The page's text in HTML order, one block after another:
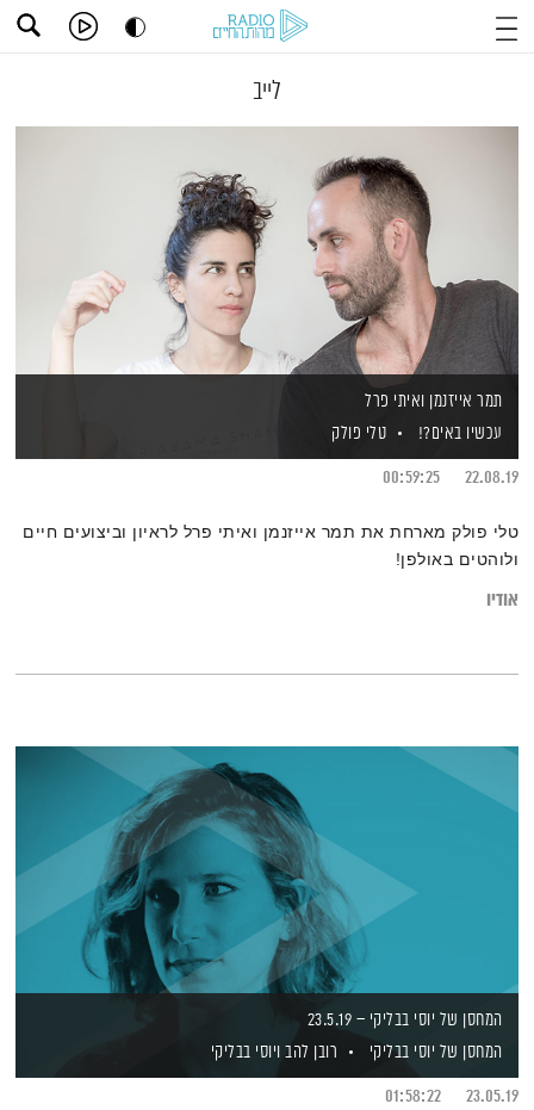
לייב
תמר אייזנמן ואיתי פרל
עכשיו באים?!
טלי פולק
22.08.19
00:59:25
טלי פולק מארחת את תמר אייזנמן ואיתי פרל לראיון וביצועים חיים
ולוהטים באולפן!
אודיו
המחסן של יוסי בבליקי – 23.5.19
המחסן של יוסי בבליקי
רובן להב ויוסי בבליקי
23.05.19
01:58:22